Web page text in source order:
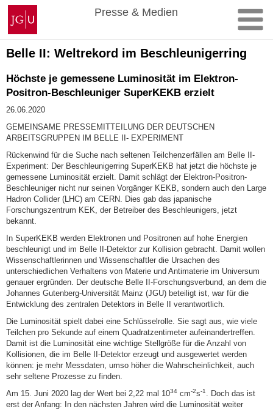
Zum
Inhalt
springen
Johannes
Gutenberg-
Universität
Mainz
Presse & Medien
Belle II: Weltrekord im Beschleunigerring
Höchste je gemessene Luminosität im Elektron-
Positron-Beschleuniger SuperKEKB erzielt
26.06.2020
GEMEINSAME PRESSEMITTEILUNG DER DEUTSCHEN
ARBEITSGRUPPEN IM BELLE II- EXPERIMENT
Rückenwind für die Suche nach seltenen Teilchenzerfällen am Belle II-
Experiment: Der Beschleunigerring SuperKEKB hat jetzt die höchste je
gemessene Luminosität erzielt. Damit schlägt der Elektron-Positron-
Beschleuniger nicht nur seinen Vorgänger KEKB, sondern auch den Large
Hadron Collider (LHC) am CERN. Dies gab das japanische
Forschungszentrum KEK, der Betreiber des Beschleunigers, jetzt
bekannt.
In SuperKEKB werden Elektronen und Positronen auf hohe Energien
beschleunigt und im Belle II-Detektor zur Kollision gebracht. Damit wollen
Wissenschaftlerinnen und Wissenschaftler die Ursachen des
unterschiedlichen Verhaltens von Materie und Antimaterie im Universum
genauer ergründen. Der deutsche Belle II-Forschungsverbund, an dem die
Johannes Gutenberg-Universität Mainz (JGU) beteiligt ist, war für die
Entwicklung des zentralen Detektors in Belle II verantwortlich.
Die Luminosität spielt dabei eine Schlüsselrolle. Sie sagt aus, wie viele
Teilchen pro Sekunde auf einem Quadratzentimeter aufeinandertreffen.
Damit ist die Luminosität eine wichtige Stellgröße für die Anzahl von
Kollisionen, die im Belle II-Detektor erzeugt und ausgewertet werden
können: je mehr Messdaten, umso höher die Wahrscheinlichkeit, auch
sehr seltene Prozesse zu finden.
Am 15. Juni 2020 lag der Wert bei 2,22 mal 1034 cm-2s-1. Doch das ist
erst der Anfang: In den nächsten Jahren wird die Luminosität weiter